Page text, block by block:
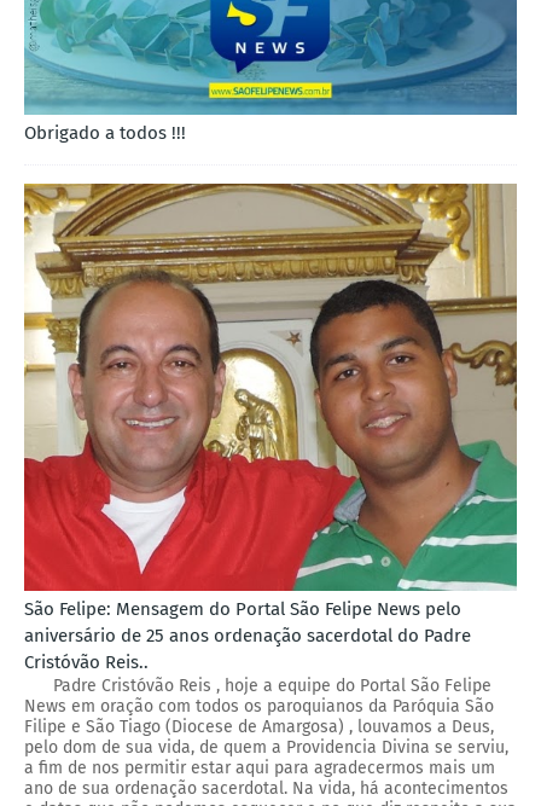
Obrigado a todos !!!
São Felipe: Mensagem do Portal São Felipe News pelo
aniversário de 25 anos ordenação sacerdotal do Padre
Cristóvão Reis..
Padre Cristóvão Reis , hoje a equipe do Portal São Felipe
News em oração com todos os paroquianos da Paróquia São
Filipe e São Tiago (Diocese de Amargosa) , louvamos a Deus,
pelo dom de sua vida, de quem a Providencia Divina se serviu,
a fim de nos permitir estar aqui para agradecermos mais um
ano de sua ordenação sacerdotal. Na vida, há acontecimentos